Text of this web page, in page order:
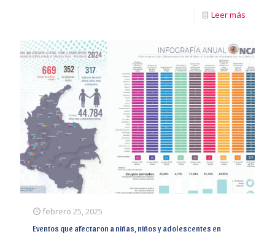
Leer más
febrero 25, 2025
Eventos que afectaron a niñas, niños y adolescentes en